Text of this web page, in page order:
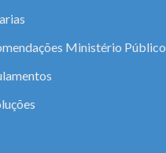
Ministério Público